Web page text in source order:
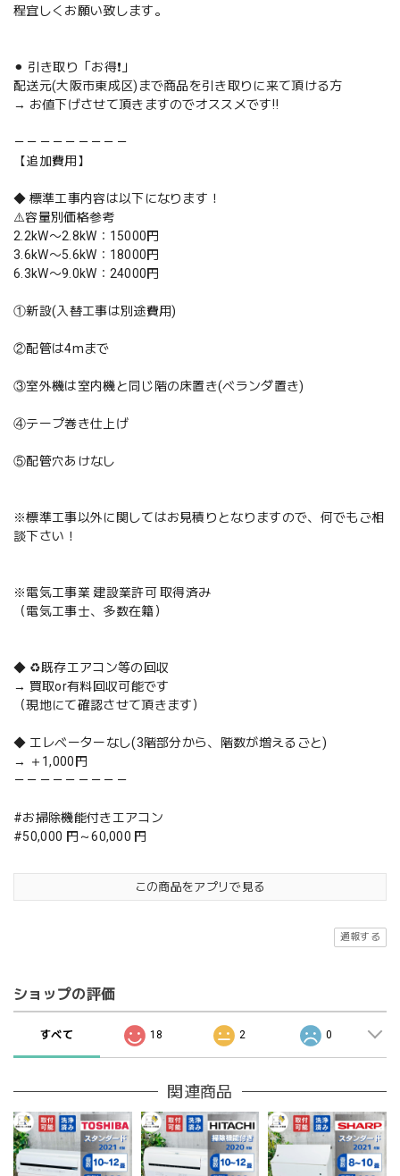
程宜しくお願い致します。
⚫︎ 引き取り「お得❗️」
配送元(大阪市東成区)まで商品を引き取りに来て頂ける方
→ お値下げさせて頂きますのでオススメです‼️
－－－－－－－－－
【追加費用】
◆ 標準工事内容は以下になります！
⚠️容量別価格参考
2.2kW〜2.8kW：15000円
3.6kW〜5.6kW：18000円
6.3kW〜9.0kW：24000円
①新設(入替工事は別途費用)
②配管は4mまで
③室外機は室内機と同じ階の床置き(ベランダ置き)
④テープ巻き仕上げ
⑤配管穴あけなし
※標準工事以外に関してはお見積りとなりますので、何でもご相
談下さい！
※電気工事業 建設業許可 取得済み
（電気工事士、多数在籍）
◆ ♻️既存エアコン等の回収
→ 買取or有料回収可能です
（現地にて確認させて頂きます）
◆ エレベーターなし(3階部分から、階数が増えるごと)
→ ＋1,000円
－－－－－－－－－
#お掃除機能付きエアコン
#50,000 円～60,000 円
この商品をアプリで見る
通報する
ショップの評価
すべて 18 2 0
関連商品